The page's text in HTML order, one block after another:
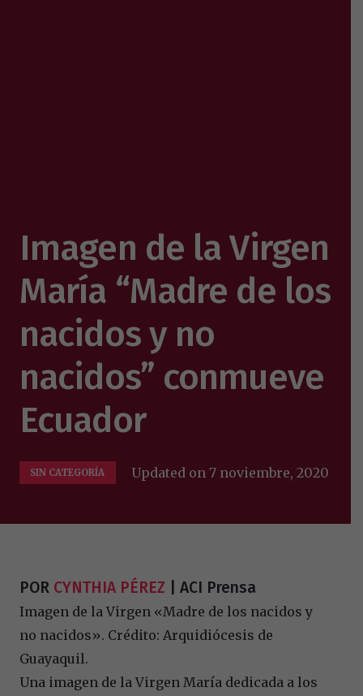
Imagen de la Virgen
María “Madre de los
nacidos y no
nacidos” conmueve
Ecuador
SIN CATEGORÍA Updated on7 noviembre, 2020
POR CYNTHIA PÉREZ | ACI Prensa
Imagen de la Virgen «Madre de los nacidos y
no nacidos». Crédito: Arquidiócesis de
Guayaquil.
Una imagen de la Virgen María dedicada a los